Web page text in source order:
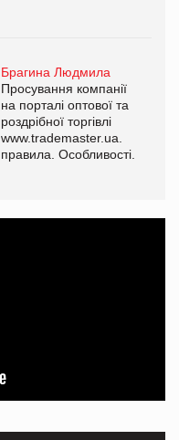
Брагина Людмила
Просування компанії
на порталі оптової та
роздрібної торгівлі
www.trademaster.ua.
правила. Особливості.